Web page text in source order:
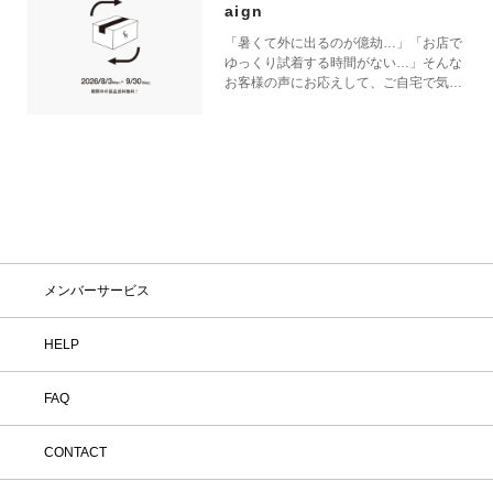
aign
「暑くて外に出るのが億劫…」「お店で
ゆっくり試着する時間がない…」そんな
お客様の声にお応えして、ご自宅で気軽
いお気に入りを見つけてみませんか？
アウトレット商品は対象外です。 ※商
願いいたします。 ② お問い合わせ内容
メンバーサービス
HELP
FAQ
CONTACT